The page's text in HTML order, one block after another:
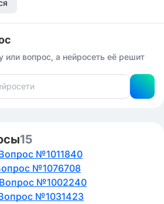
вопрос, а нейросеть её решит
15
№1011840
№1076708
Вопрос №1002240
№1031423